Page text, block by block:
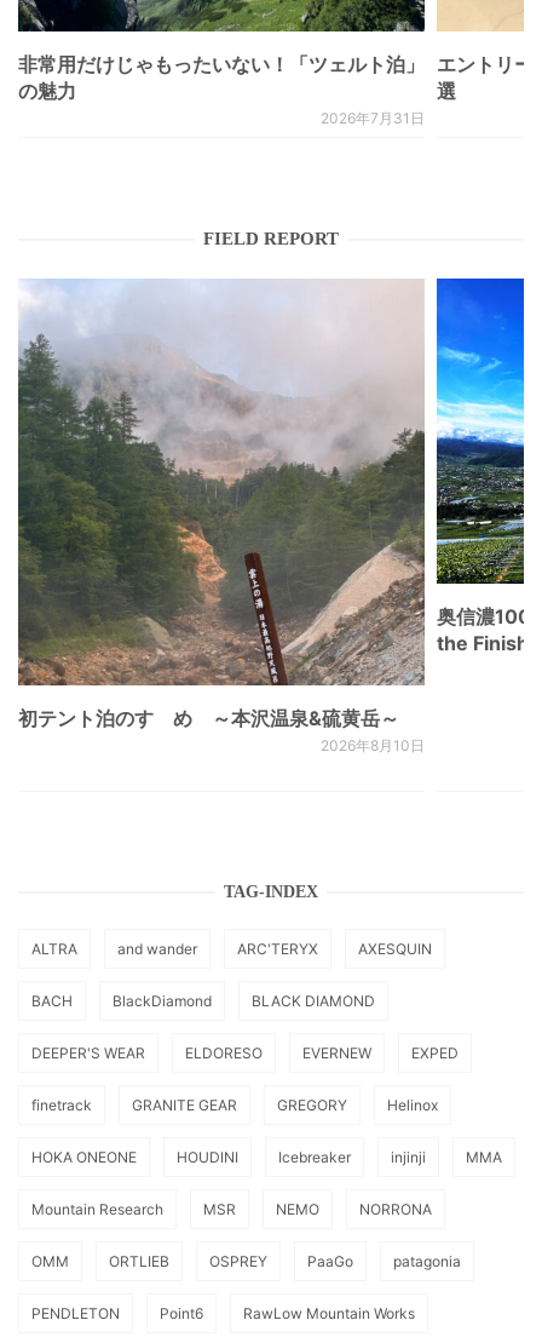
非常用だけじゃもったいない！「ツェルト泊」
の魅力
2026年7月31日
エントリー
選
FIELD REPORT
初テント泊のすゝめ ～本沢温泉&硫黄岳～
2026年8月10日
奥信濃100
the Finish
TAG-INDEX
ALTRA and wander ARC'TERYX AXESQUIN
BACH BlackDiamond BLACK DIAMOND
DEEPER'S WEAR ELDORESO EVERNEW EXPED
finetrack GRANITE GEAR GREGORY Helinox
HOKA ONEONE HOUDINI Icebreaker injinji MMA
Mountain Research MSR NEMO NORRONA
OMM ORTLIEB OSPREY PaaGo patagonia
PENDLETON Point6 RawLow Mountain Works